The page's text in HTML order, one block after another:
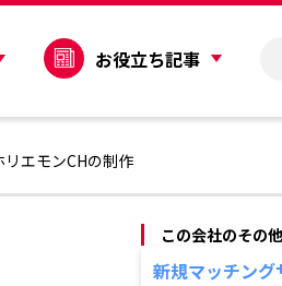
お役立ち記事
エモンCHの制作
この会社のその
新規マッチン